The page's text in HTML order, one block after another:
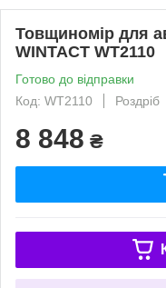
Товщиномір для
WINTACT WT2110
Готово до відправки
Код: WT2110
Роздріб
8 848 ₴